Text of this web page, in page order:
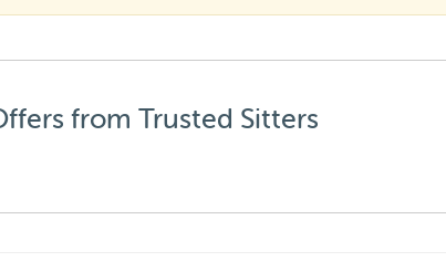
from Trusted Sitters